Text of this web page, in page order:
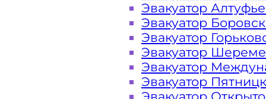
Эвакуатор
Эвакуатор
Эвакуатор
Эвакуатор
Эвакуатор
Эвакуатор